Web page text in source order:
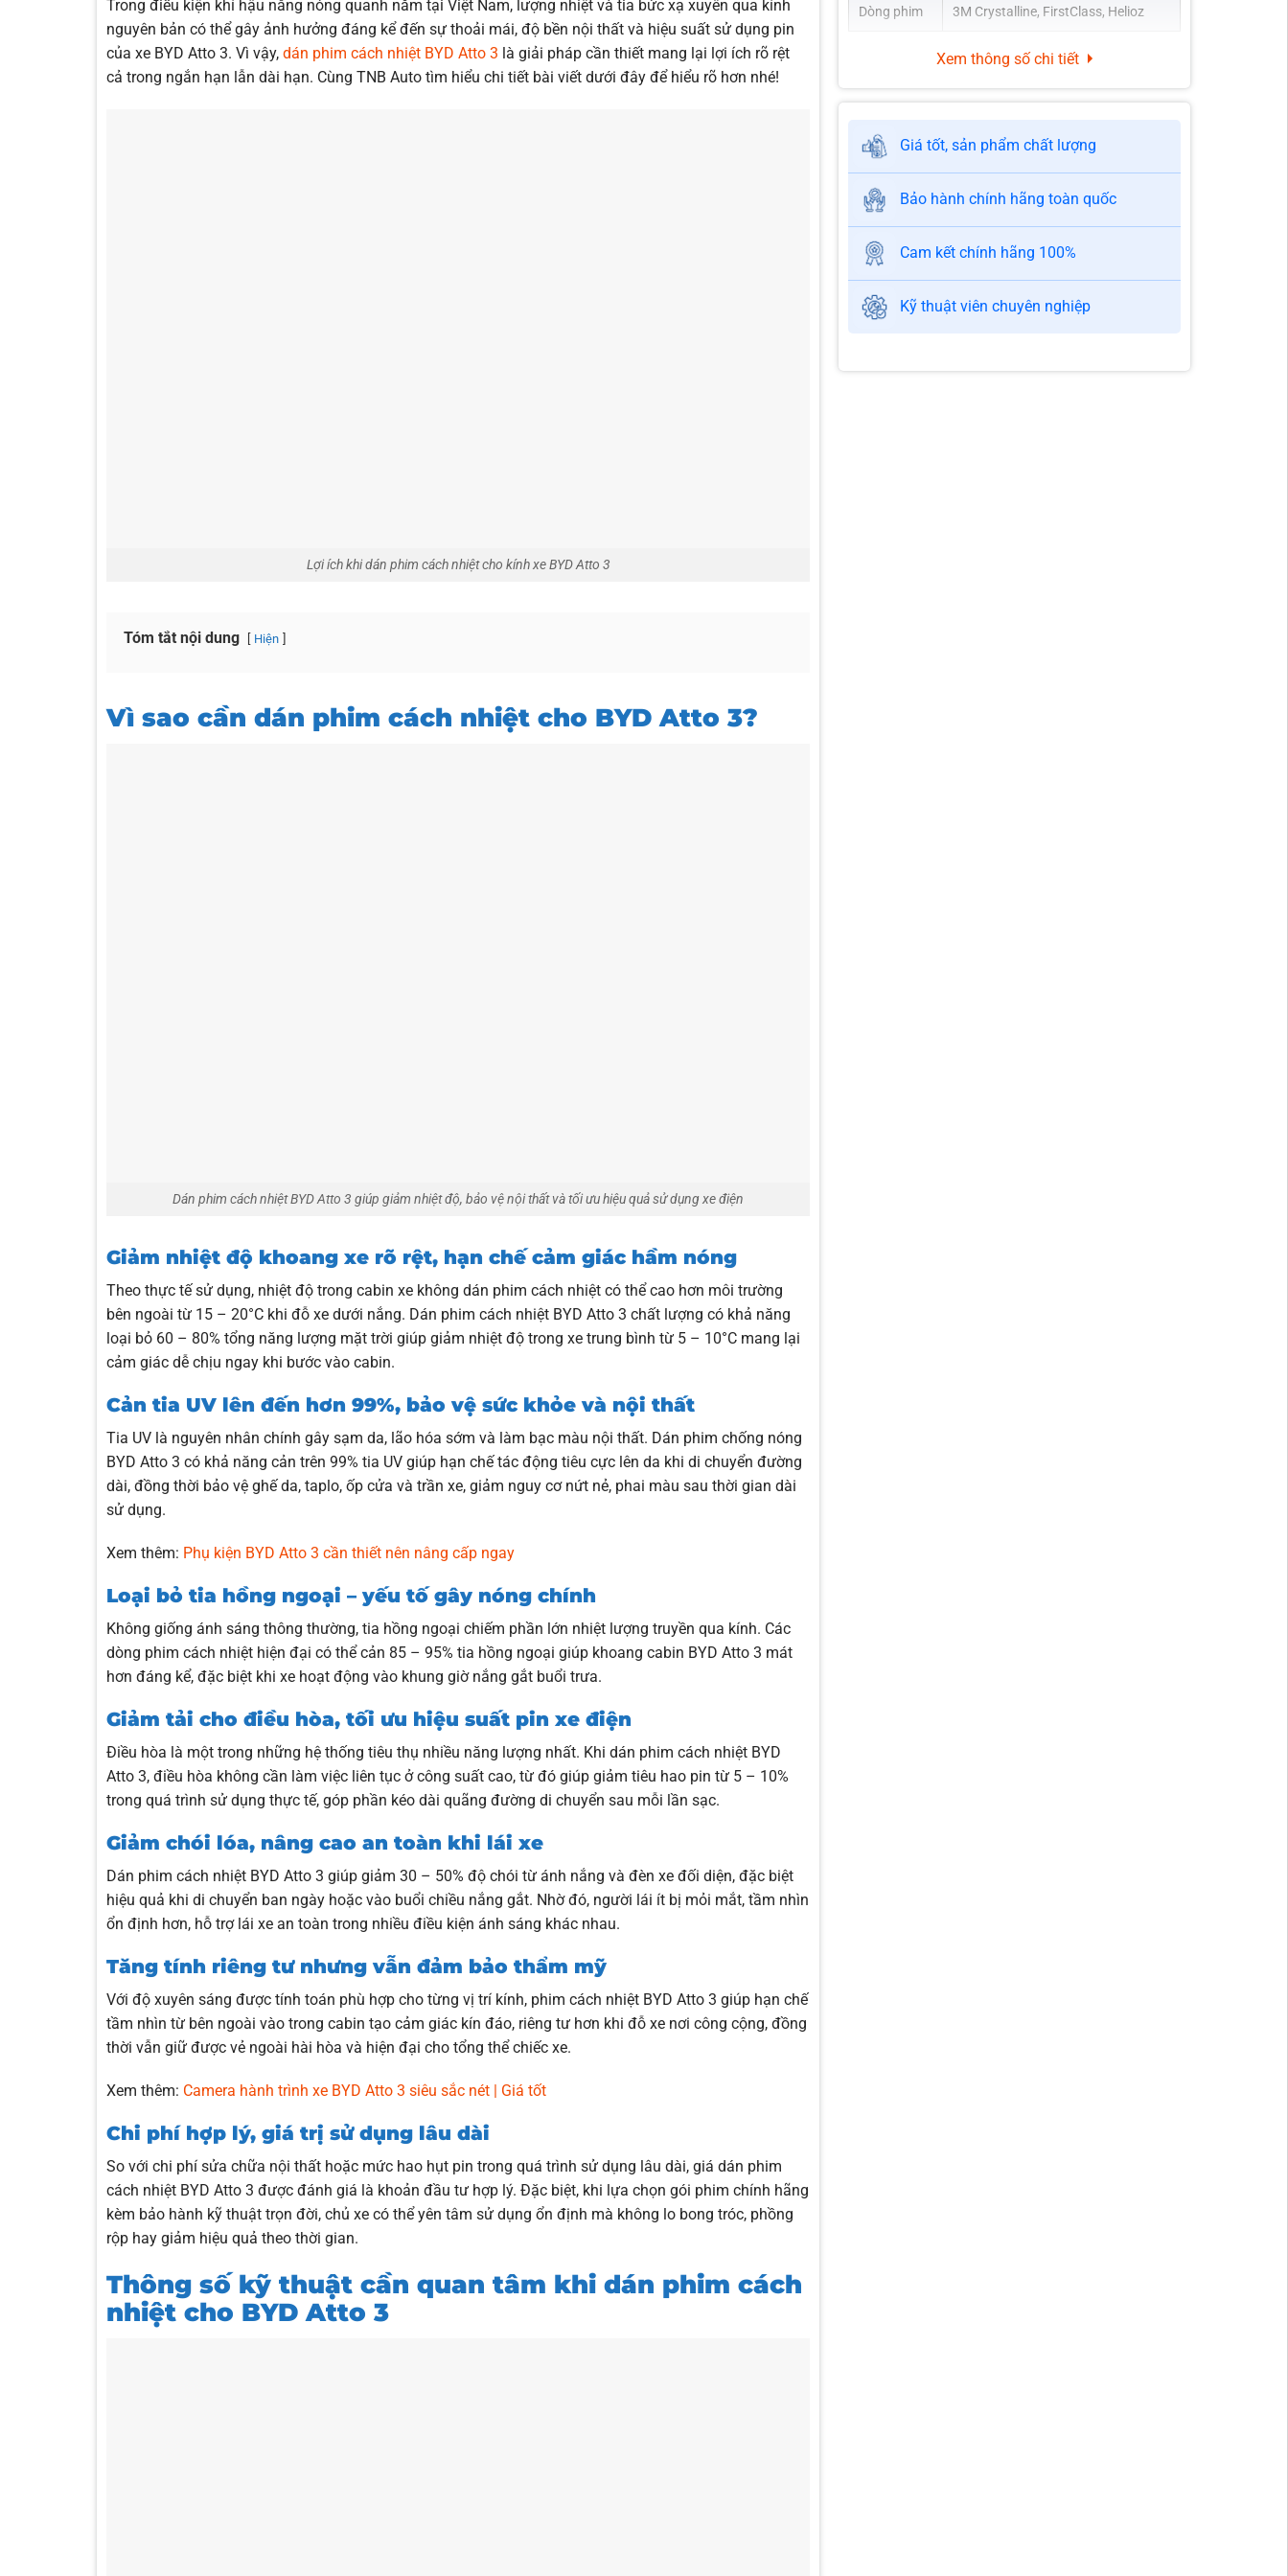
Đội ngũ kỹ thuật viên nhiều năm kinh nghiệm, thi công cẩn thận và đúng kỹ thuật
Phòng dán phim chuyên dụng, không gian kín kết hợp hệ thống phun sương hạn
chế bụi mịn
Bảo hành điện tử lên đến 10 năm, kích hoạt ngay sau khi hoàn tất dán phim
Cung cấp hóa đơn đầy đủ cho khách hàng có nhu cầu
Thường xuyên triển khai các chương trình ưu đãi hấp dẫn theo từng tháng
Trong điều kiện khí hậu nắng nóng quanh năm tại Việt Nam, lượng nhiệt và tia bức xạ xuyên qua kính
nguyên bản có thể gây ảnh hưởng đáng kể đến sự thoải mái, độ bền nội thất và hiệu suất sử dụng pin
của xe BYD Atto 3. Vì vậy,dán phim cách nhiệt BYD Atto 3 là giải pháp cần thiết mang lại lợi ích rõ rệt
cả trong ngắn hạn lẫn dài hạn. Cùng TNB Auto tìm hiểu chi tiết bài viết dưới đây để hiểu rõ hơn nhé!
Lợi ích khi dán phim cách nhiệt cho kính xe BYD Atto 3
Tóm tắt nội dung Hiện
Vì sao cần dán phim cách nhiệt cho BYD Atto 3?
Dán phim cách nhiệt BYD Atto 3 giúp giảm nhiệt độ, bảo vệ nội thất và tối ưu hiệu quả sử dụng xe điện
Giảm nhiệt độ khoang xe rõ rệt, hạn chế cảm giác hầm nóng
Theo thực tế sử dụng, nhiệt độ trong cabin xe không dán phim cách nhiệt có thể cao hơn môi trường
bên ngoài từ 15 – 20°C khi đỗ xe dưới nắng. Dán phim cách nhiệt BYD Atto 3 chất lượng có khả năng
loại bỏ 60 – 80% tổng năng lượng mặt trời giúp giảm nhiệt độ trong xe trung bình từ 5 – 10°C mang lại
cảm giác dễ chịu ngay khi bước vào cabin.
Cản tia UV lên đến hơn 99%, bảo vệ sức khỏe và nội thất
Tia UV là nguyên nhân chính gây sạm da, lão hóa sớm và làm bạc màu nội thất. Dán phim chống nóng
BYD Atto 3 có khả năng cản trên 99% tia UV giúp hạn chế tác động tiêu cực lên da khi di chuyển đường
dài, đồng thời bảo vệ ghế da, taplo, ốp cửa và trần xe, giảm nguy cơ nứt nẻ, phai màu sau thời gian dài
sử dụng.
Xem thêm: Phụ kiện BYD Atto 3 cần thiết nên nâng cấp ngay
Loại bỏ tia hồng ngoại – yếu tố gây nóng chính
Không giống ánh sáng thông thường, tia hồng ngoại chiếm phần lớn nhiệt lượng truyền qua kính. Các
dòng phim cách nhiệt hiện đại có thể cản 85 – 95% tia hồng ngoại giúp khoang cabin BYD Atto 3 mát
hơn đáng kể, đặc biệt khi xe hoạt động vào khung giờ nắng gắt buổi trưa.
Giảm tải cho điều hòa, tối ưu hiệu suất pin xe điện
Điều hòa là một trong những hệ thống tiêu thụ nhiều năng lượng nhất. Khi dán phim cách nhiệt BYD
Atto 3, điều hòa không cần làm việc liên tục ở công suất cao, từ đó giúp giảm tiêu hao pin từ 5 – 10%
trong quá trình sử dụng thực tế, góp phần kéo dài quãng đường di chuyển sau mỗi lần sạc.
Giảm chói lóa, nâng cao an toàn khi lái xe
Dán phim cách nhiệt BYD Atto 3 giúp giảm 30 – 50% độ chói từ ánh nắng và đèn xe đối diện, đặc biệt
hiệu quả khi di chuyển ban ngày hoặc vào buổi chiều nắng gắt. Nhờ đó, người lái ít bị mỏi mắt, tầm nhìn
ổn định hơn, hỗ trợ lái xe an toàn trong nhiều điều kiện ánh sáng khác nhau.
Tăng tính riêng tư nhưng vẫn đảm bảo thẩm mỹ
Với độ xuyên sáng được tính toán phù hợp cho từng vị trí kính, phim cách nhiệt BYD Atto 3 giúp hạn chế
tầm nhìn từ bên ngoài vào trong cabin tạo cảm giác kín đáo, riêng tư hơn khi đỗ xe nơi công cộng, đồng
thời vẫn giữ được vẻ ngoài hài hòa và hiện đại cho tổng thể chiếc xe.
Xem thêm: Camera hành trình xe BYD Atto 3 siêu sắc nét | Giá tốt
Chi phí hợp lý, giá trị sử dụng lâu dài
So với chi phí sửa chữa nội thất hoặc mức hao hụt pin trong quá trình sử dụng lâu dài, giá dán phim
cách nhiệt BYD Atto 3 được đánh giá là khoản đầu tư hợp lý. Đặc biệt, khi lựa chọn gói phim chính hãng
kèm bảo hành kỹ thuật trọn đời, chủ xe có thể yên tâm sử dụng ổn định mà không lo bong tróc, phồng
rộp hay giảm hiệu quả theo thời gian.
Thông số kỹ thuật cần quan tâm khi dán phim cách
nhiệt cho BYD Atto 3
Dòng phim 3M Crystalline, FirstClass, Helioz
Xem thông số chi tiết
Giá tốt, sản phẩm chất lượng
Bảo hành chính hãng toàn quốc
Cam kết chính hãng 100%
Kỹ thuật viên chuyên nghiệp